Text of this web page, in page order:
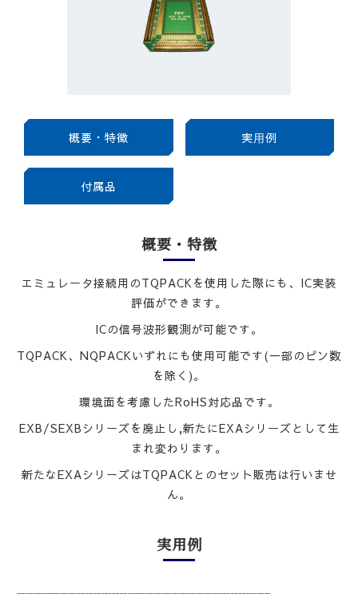
概要・特徴 実⽤例
付属品
概要・特徴
エミュレータ接続用のTQPACKを使用した際にも、IC実装
評価ができます。
ICの信号波形観測が可能です。
TQPACK、NQPACKいずれにも使用可能です(一部のピン数
を除く)。
環境面を考慮したRoHS対応品です。
EXB/SEXBシリーズを廃止し,新たにEXAシリーズとして生
まれ変わります。
新たなEXAシリーズはTQPACKとのセット販売は行いませ
ん。
実⽤例